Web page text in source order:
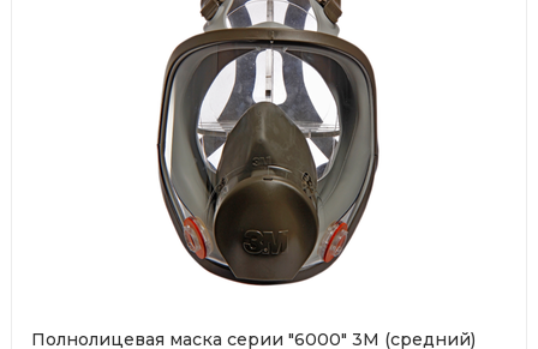
Полнолицевая маска серии "6000" 3М (средний)